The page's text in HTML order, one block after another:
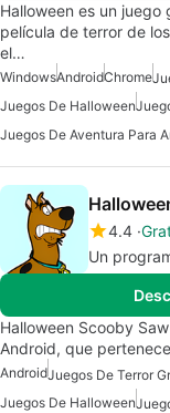
Halloween es un
película de terror de
el…
WindowsAndroidChrome
Juegos De Halloween
Juegos De Aventura Para
4.4
Un
Halloween Scooby
Android, que
AndroidJuegos De Terror
Juegos De Halloween